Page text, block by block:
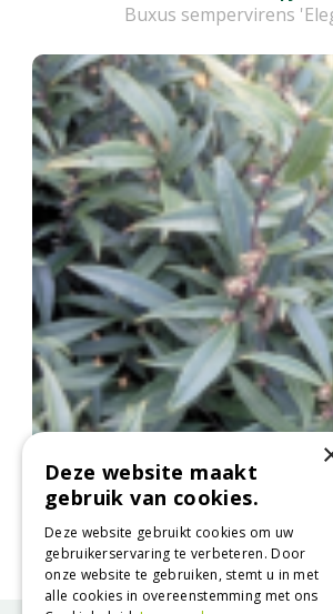
Buxus sempervirens
Sarcococca
Sarcococca hookeriana
Deze website maakt
gebruik van cookies.
Deze website gebruikt cookies om uw
gebruikerservaring te verbeteren. Door
onze website te gebruiken, stemt u in met
alle cookies in overeenstemming met ons